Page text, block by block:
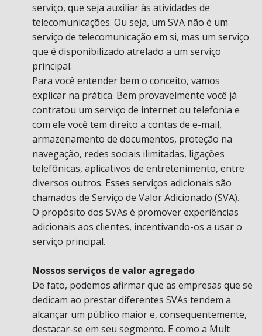
serviço, que seja auxiliar às atividades de
telecomunicações. Ou seja, um SVA não é um
serviço de telecomunicação em si, mas um serviço
que é disponibilizado atrelado a um serviço
principal.
Para você entender bem o conceito, vamos
explicar na prática. Bem provavelmente você já
contratou um serviço de internet ou telefonia e
com ele você tem direito a contas de e-mail,
armazenamento de documentos, proteção na
navegação, redes sociais ilimitadas, ligações
telefônicas, aplicativos de entretenimento, entre
diversos outros. Esses serviços adicionais são
chamados de Serviço de Valor Adicionado (SVA).
O propósito dos SVAs é promover experiências
adicionais aos clientes, incentivando-os a usar o
serviço principal.
Nossos serviços de valor agregado
De fato, podemos afirmar que as empresas que se
dedicam ao prestar diferentes SVAs tendem a
alcançar um público maior e, consequentemente,
destacar-se em seu segmento. E como a Mult